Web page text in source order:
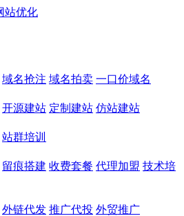
域名抢注 域名拍卖 一口价域名
开源建站 定制建站 仿站建站
站群培训
留痕搭建 收费套餐 代理加盟 技术培
外链代发 推广代投 外贸推广